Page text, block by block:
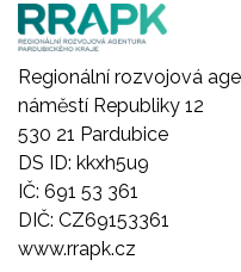
Regionální rozvojová
náměstí Republiky 12
530 21 Pardubice
DS ID: kkxh5u9
IČ: 691 53 361
DIČ: CZ69153361
www.rrapk.cz